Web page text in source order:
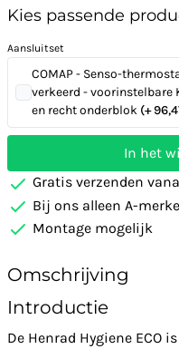
Kies passende
Aansluitset
COMAP - Senso-
verkeerd -
en recht onderblok (+
In het
Gratis verzenden
Bij ons alleen A-
Montage mogelijk
Omschrijving
Introductie
De Henrad Hygiene ECO